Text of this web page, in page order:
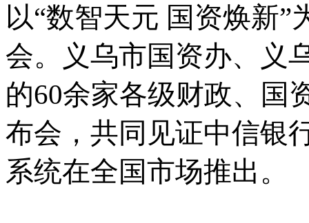
以“数智天元 国资焕新
会。义乌市国资办、义
的60余家各级财政、国
布会，共同见证中信银
系统在全国市场推出。